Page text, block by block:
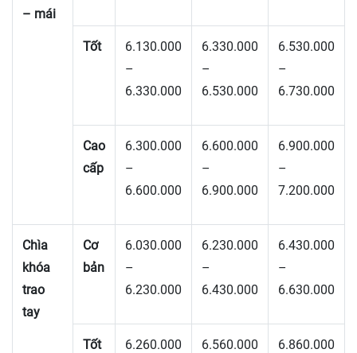
– mái
Tốt
6.130.000
–
6.330.000
6.330.000
–
6.530.000
6.530.000
–
6.730.000
Cao
cấp
6.300.000
–
6.600.000
6.600.000
–
6.900.000
6.900.000
–
7.200.000
Chìa
khóa
trao
tay
Cơ
bản
6.030.000
–
6.230.000
6.230.000
–
6.430.000
6.430.000
–
6.630.000
Tốt
6.260.000
6.560.000
6.860.000